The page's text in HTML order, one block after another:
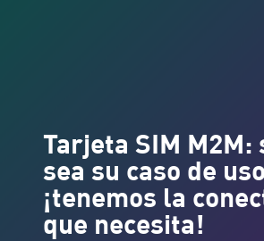
Tarjeta SIM M2M:
sea su caso de
¡tenemos la
que necesita!